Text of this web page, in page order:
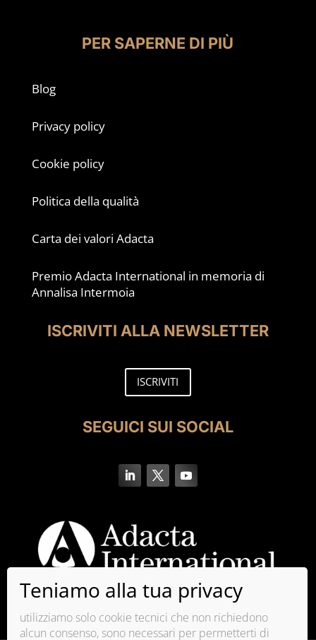
PER SAPERNE DI PIÙ
Blog
Privacy policy
Cookie policy
Politica della qualità
Carta dei valori Adacta
Premio Adacta International in memoria di
Annalisa Intermoia
ISCRIVITI ALLA NEWSLETTER
ISCRIVITI
SEGUICI SUI SOCIAL
utilizziamo solo cookie tecnici che non richiedono
alcun consenso, sono necessari per permetterti di